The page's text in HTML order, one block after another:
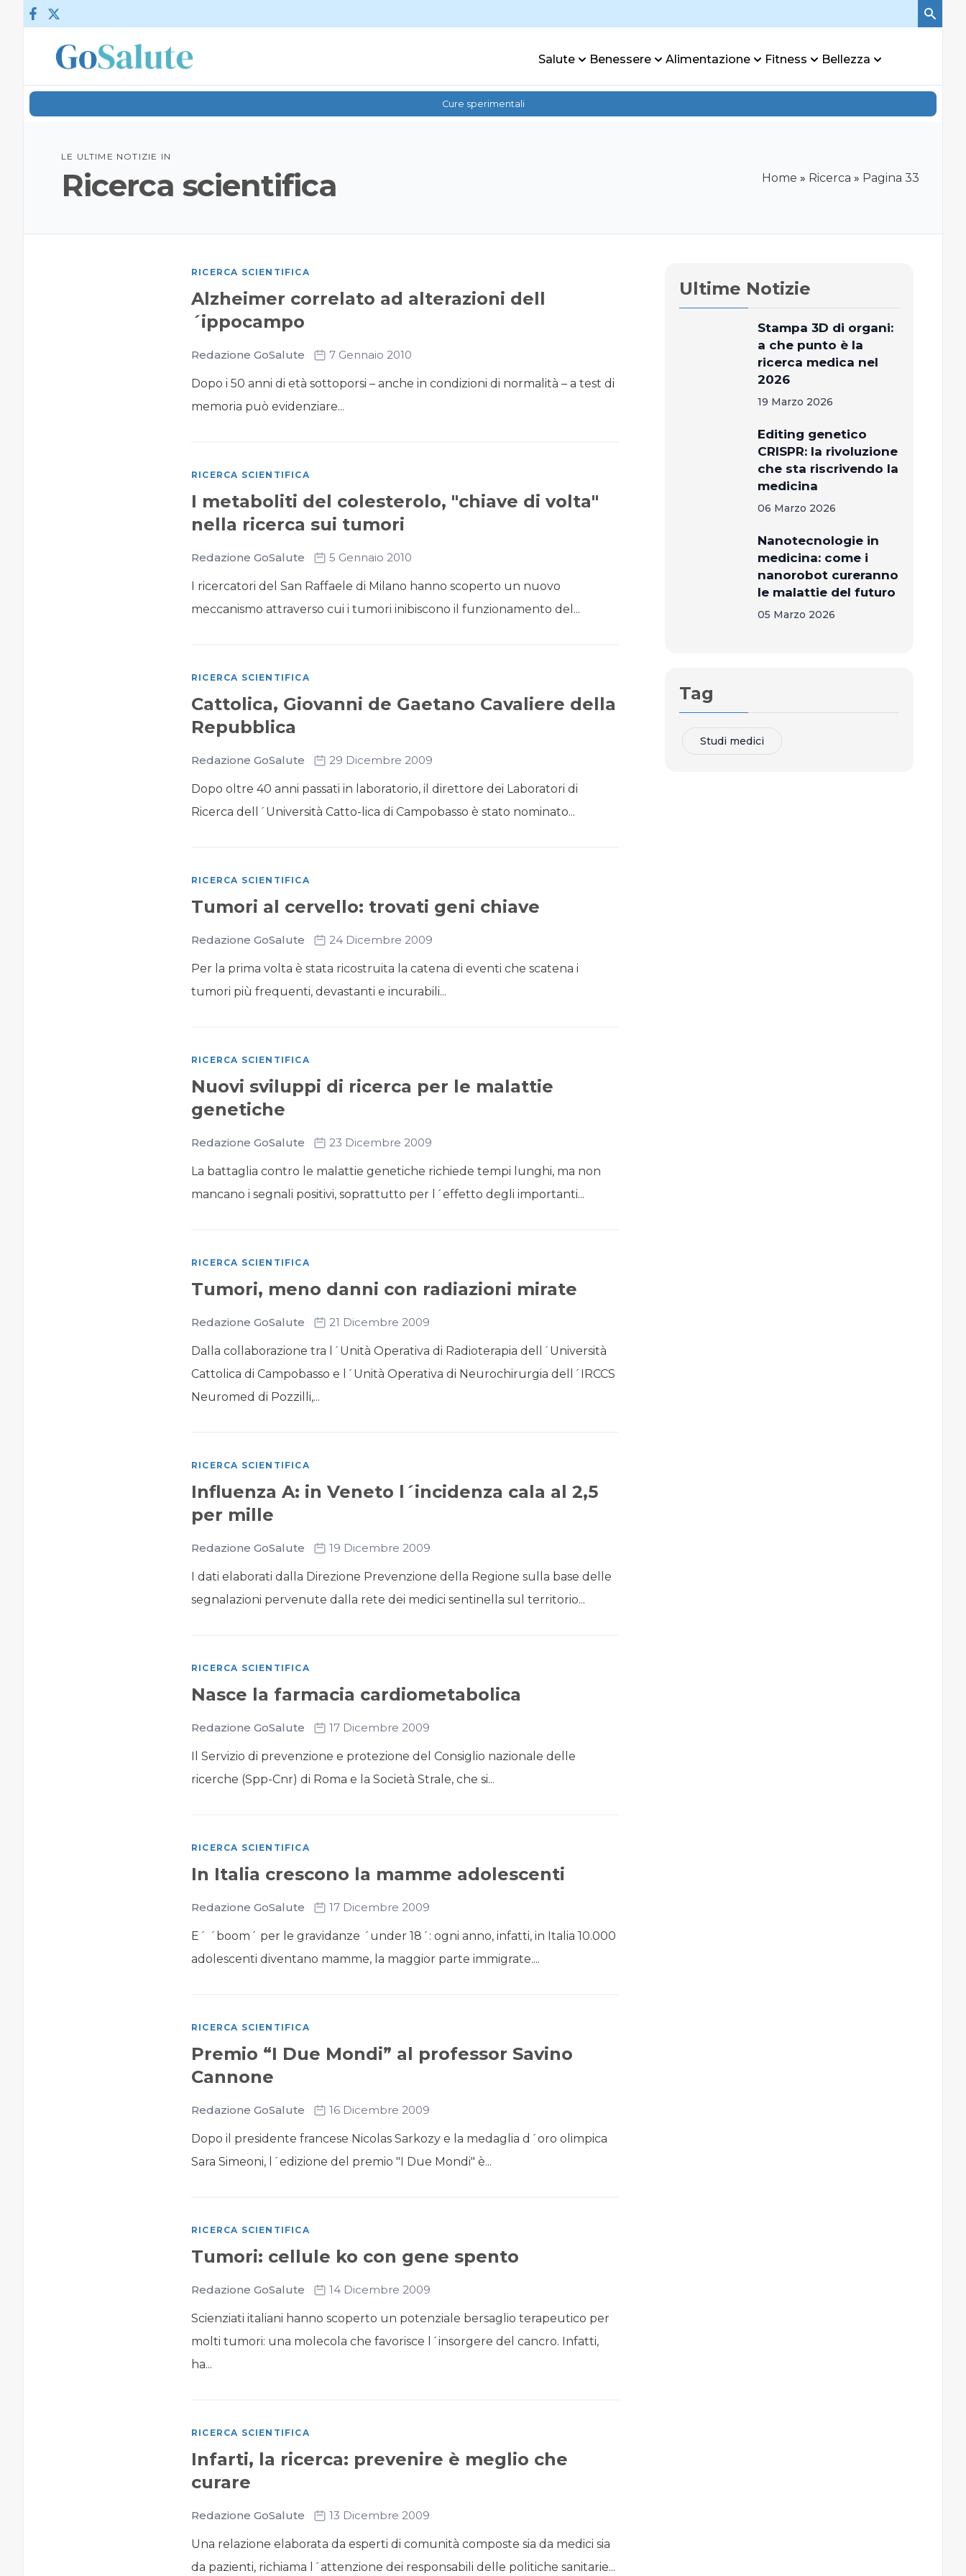
Vai al contenuto
Salute Benessere Alimentazione Fitness Bellezza
Cure sperimentali
LE ULTIME NOTIZIE IN
Ricerca scientifica Home » Ricerca » Pagina 33
RICERCA SCIENTIFICA
Alzheimer correlato ad alterazioni dell
´ippocampo
Redazione GoSalute 7 Gennaio 2010
Dopo i 50 anni di età sottoporsi – anche in condizioni di normalità – a test di
memoria può evidenziare...
RICERCA SCIENTIFICA
I metaboliti del colesterolo, "chiave di volta"
nella ricerca sui tumori
Redazione GoSalute 5 Gennaio 2010
I ricercatori del San Raffaele di Milano hanno scoperto un nuovo
meccanismo attraverso cui i tumori inibiscono il funzionamento del...
RICERCA SCIENTIFICA
Cattolica, Giovanni de Gaetano Cavaliere della
Repubblica
Redazione GoSalute 29 Dicembre 2009
Dopo oltre 40 anni passati in laboratorio, il direttore dei Laboratori di
Ricerca dell´Università Catto-lica di Campobasso è stato nominato...
RICERCA SCIENTIFICA
Tumori al cervello: trovati geni chiave
Redazione GoSalute 24 Dicembre 2009
Per la prima volta è stata ricostruita la catena di eventi che scatena i
tumori più frequenti, devastanti e incurabili...
RICERCA SCIENTIFICA
Nuovi sviluppi di ricerca per le malattie
genetiche
Redazione GoSalute 23 Dicembre 2009
La battaglia contro le malattie genetiche richiede tempi lunghi, ma non
mancano i segnali positivi, soprattutto per l´effetto degli importanti...
RICERCA SCIENTIFICA
Tumori, meno danni con radiazioni mirate
Redazione GoSalute 21 Dicembre 2009
Dalla collaborazione tra l´Unità Operativa di Radioterapia dell´Università
Cattolica di Campobasso e l´Unità Operativa di Neurochirurgia dell´IRCCS
Neuromed di Pozzilli,...
RICERCA SCIENTIFICA
Influenza A: in Veneto l´incidenza cala al 2,5
per mille
Redazione GoSalute 19 Dicembre 2009
I dati elaborati dalla Direzione Prevenzione della Regione sulla base delle
segnalazioni pervenute dalla rete dei medici sentinella sul territorio...
RICERCA SCIENTIFICA
Nasce la farmacia cardiometabolica
Redazione GoSalute 17 Dicembre 2009
Il Servizio di prevenzione e protezione del Consiglio nazionale delle
ricerche (Spp-Cnr) di Roma e la Società Strale, che si...
RICERCA SCIENTIFICA
In Italia crescono la mamme adolescenti
Redazione GoSalute 17 Dicembre 2009
E´ ´boom´ per le gravidanze ´under 18´: ogni anno, infatti, in Italia 10.000
adolescenti diventano mamme, la maggior parte immigrate....
RICERCA SCIENTIFICA
Premio “I Due Mondi” al professor Savino
Cannone
Redazione GoSalute 16 Dicembre 2009
Dopo il presidente francese Nicolas Sarkozy e la medaglia d´oro olimpica
Sara Simeoni, l´edizione del premio "I Due Mondi" è...
RICERCA SCIENTIFICA
Tumori: cellule ko con gene spento
Redazione GoSalute 14 Dicembre 2009
Scienziati italiani hanno scoperto un potenziale bersaglio terapeutico per
molti tumori: una molecola che favorisce l´insorgere del cancro. Infatti,
ha...
RICERCA SCIENTIFICA
Infarti, la ricerca: prevenire è meglio che
curare
Redazione GoSalute 13 Dicembre 2009
Una relazione elaborata da esperti di comunità composte sia da medici sia
da pazienti, richiama l´attenzione dei responsabili delle politiche sanitarie...
Ultime Notizie
Stampa 3D di organi:
a che punto è la
ricerca medica nel
2026
19 Marzo 2026
Editing genetico
CRISPR: la rivoluzione
che sta riscrivendo la
medicina
06 Marzo 2026
Nanotecnologie in
medicina: come i
nanorobot cureranno
le malattie del futuro
05 Marzo 2026
Tag
Studi medici